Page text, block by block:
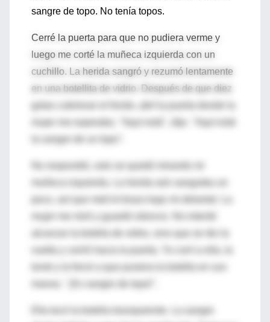
sangre de topo. No tenía topos.
Cerré la puerta para que no pudiera verme y
luego me corté la muñeca izquierda con un
cuchillo. La herida sangró y rezumó lentamente
en una botellita de vidrio. Después de que diez
gotas cubrieran el fondo, abrí la puerta donde la
la sangre de un topo".
muñeca izquierda. La herida aún sangraba un
mujer me miró y guardó silencio. No intentó
manos. "¡Es sangre de topo!".
Ella tocó la botella transparente. La sangre